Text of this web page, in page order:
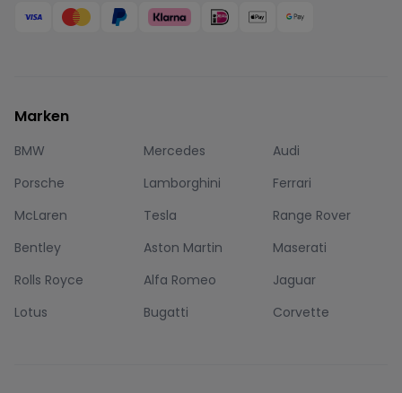
Marken
BMW Mercedes
Audi
Porsche
Lamborghini
Ferrari
McLaren
Tesla
Range Rover
Bentley
Aston Martin
Maserati
Rolls Royce
Alfa Romeo
Jaguar
Lotus
Bugatti Corvette